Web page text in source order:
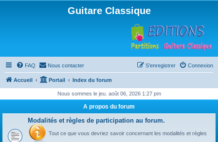
Guitare Classique
FAQ Nous contacter Connexion
S’enregistrer
Accueil Portail Index du forum
Nous sommes le jeu. août 06, 2026 1:27 pm
A propos du forum
Modalités et règles de participation au forum.
Tout ce que vous devriez savoir concernant les modalités et règles